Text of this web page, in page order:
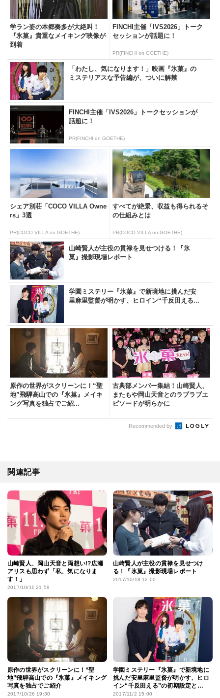
学ラン姿の本郷奏多が大絶叫！
『氷菓』貴重なメイキング映像が
到着
FINCHI主催「IVS2026」トーク
セッションが話題に！
PR(FINCHI on GOETHE)
「わたし、気になります！」映画『氷菓』の
ミステリアスな予告編が、ついに解禁
FINCHI主催「IVS2026」トークセッションが
話題に！
PR(FINCHI on GOETHE)
シェア別荘「COCO VILLA Owne
rs」3選
PR(COCO VILLA on GOETHE)
すべてが絶景、収益も得られるそ
の仕組みとは
PR(COCO VILLA on GOETHE)
山崎賢人が主役の貫禄を見せつける！『氷
菓』撮影現場レポート
学園ミステリー『氷菓』で新境地に挑んだ安
里麻里監督が明かす、ヒロイン“千反田える...
原作の世界がスクリーンに！“聖
地”飛騨高山での『氷菓』メイキ
ング写真を独占でご紹...
古典部メンバー集結！山崎賢人、
またもや岡山天音とのラブラブエ
ピソードが明らかに
Recommended by
関連記事
山崎賢人、岡山天音と両想い!?広瀬
アリスも思わず「私、気になりま
す！」
2017/10/11 21:59
山崎賢人が主役の貫禄を見せつけ
る！『氷菓』撮影現場レポート
2017/10/18 12:00
原作の世界がスクリーンに！“聖
地”飛騨高山での『氷菓』メイキング
写真を独占でご紹介
2017/10/26 19:30
学園ミステリー『氷菓』で新境地に
挑んだ安里麻里監督が明かす、ヒロ
イン“千反田える”の初期設定と
は…？
2017/11/2 15:00